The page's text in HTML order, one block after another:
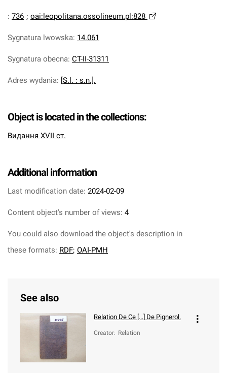
: 736 ; oai:leopolitana.ossolineum.pl:828
Sygnatura lwowska: 14.061
Sygnatura obecna: CT-II-31311
Adres wydania: [S.l. : s.n.].
Object is located in the collections:
Видання XVII ст.
Additional information
Last modification date: 2024-02-09
Content object's number of views: 4
You could also download the object's description in
these formats: RDF; OAI-PMH
See also
Relation De Ce [...] De Pignerol.
Creator: Relation